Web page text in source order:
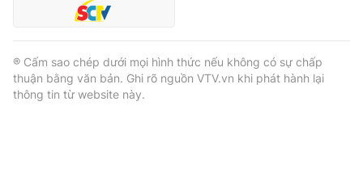
® Cấm sao chép dưới mọi hình thức nếu không có sự chấp
thuận bằng văn bản. Ghi rõ nguồn VTV.vn khi phát hành lại
thông tin từ website này.